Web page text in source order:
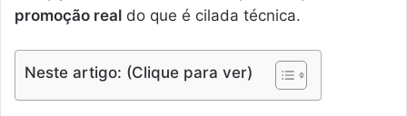
promoção real do que é cilada técnica.
Neste artigo: (Clique para ver)